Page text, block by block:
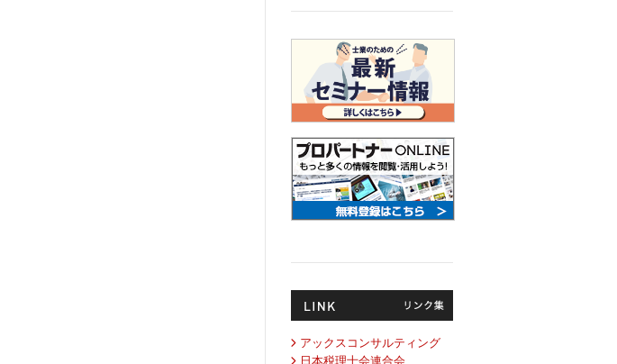
アックスコンサルティング
日本税理士会連合会